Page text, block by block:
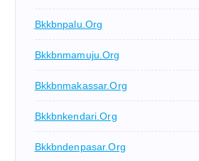
Bkkbnpalu.org
Bkkbnmamuju.org
Bkkbnmakassar.org
Bkkbnkendari.org
Bkkbndenpasar.org